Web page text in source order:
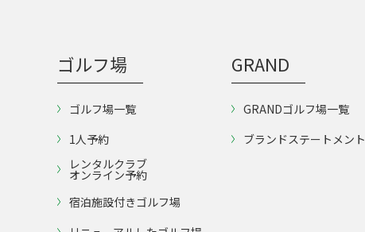
ゴルフ場
ゴルフ場一覧
1人予約
レンタルクラブ
オンライン予約
宿泊施設付きゴルフ場
GRAND
GRANDゴルフ場一覧
ブランドステートメント